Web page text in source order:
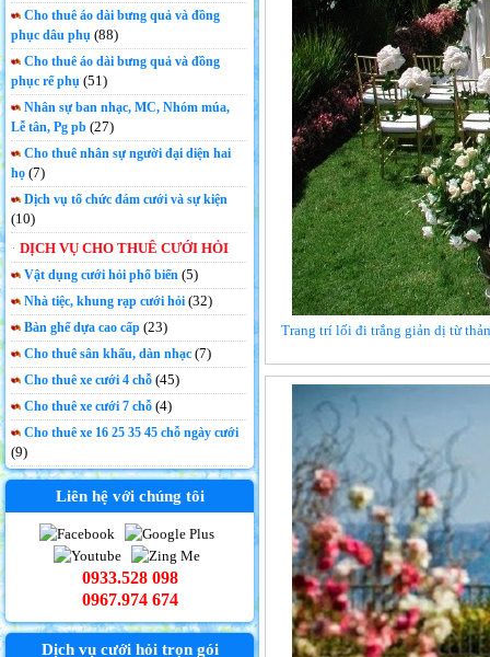
Cho thuê áo dài bưng quả và đồng
phục dâu phụ (88)
Cho thuê áo dài bưng quả và đồng
phục rể phụ (51)
Nhân sự ban nhạc, MC, Nhóm múa,
Lễ tân, Pg pb (27)
Cho thuê nhân sự người đại diện hai
họ (7)
Dịch vụ tổ chức đám cưới và sự kiện
(10)
DỊCH VỤ CHO THUÊ CƯỚI HỎI
Vật dụng cưới hỏi phổ biến (5)
Nhà tiệc, khung rạp cưới hỏi (32)
Bàn ghế dựa cao cấp (23)
Cho thuê sân khấu, dàn nhạc (7)
Cho thuê xe cưới 4 chỗ (45)
Cho thuê xe cưới 7 chỗ (4)
Cho thuê xe 16 25 35 45 chỗ ngày cưới
(9)
Liên hệ với chúng tôi
0933.528 098
0967.974 674
Dịch vụ cưới hỏi trọn gói
Trang trí lối đi trắng giản dị từ